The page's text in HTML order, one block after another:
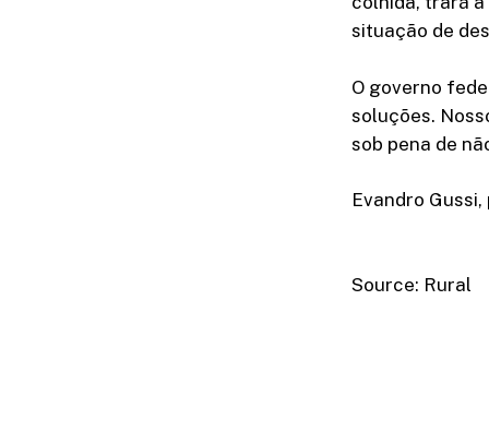
situação de
O governo
soluções.
sob pena de
Evandro
Source: Rural